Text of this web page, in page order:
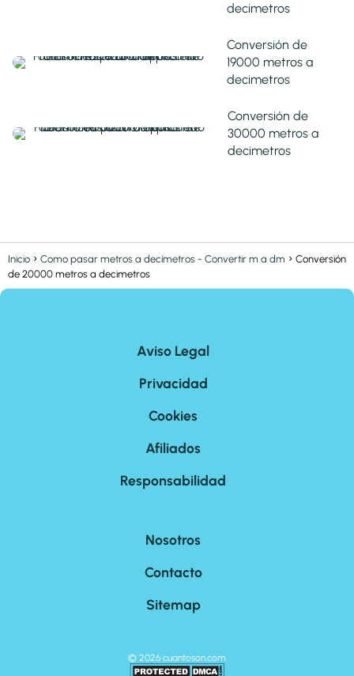
decimetros
Conversión de
19000 metros a
decimetros
Conversión de
30000 metros a
decimetros
Inicio Como pasar metros a decímetros - Convertir m a dm
Conversión
de 20000 metros a decimetros
Aviso Legal
Privacidad
Cookies
Afiliados
Responsabilidad
Nosotros
Contacto
Sitemap
© 2026 cuantoson.com